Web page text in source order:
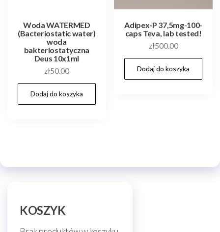
Woda WATERMED
(Bacteriostatic water)
woda
bakteriostatyczna
Deus 10x1ml
zł50.00
Dodaj do koszyka
Adipex-P 37,5mg-100-
caps Teva, lab tested!
zł500.00
Dodaj do koszyka
KOSZYK